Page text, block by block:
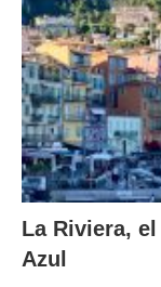
La Riviera,
Azul